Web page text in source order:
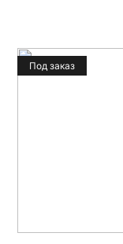
Под заказ